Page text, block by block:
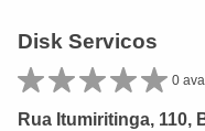
Disk Servicos
0
Rua Itumiritinga, 110,